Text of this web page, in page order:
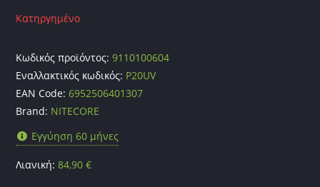
Κατηργημένο
Κωδικός προϊόντος:9110100604
Εναλλακτικός κωδικός: P20UV
EAN Code:6952506401307
Brand: NITECORE
Εγγύηση 60 μήνες
Λιανική:84,90€